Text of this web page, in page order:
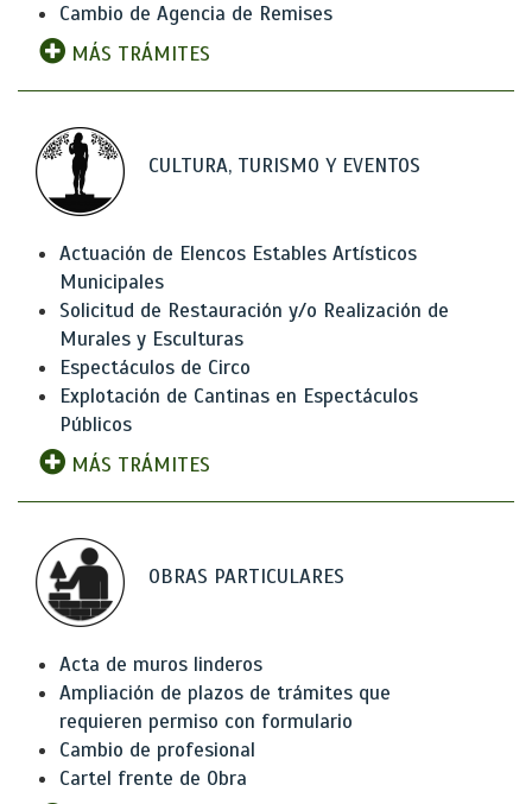
Cambio de Agencia de Remises
MÁS TRÁMITES
CULTURA, TURISMO Y EVENTOS
Actuación de Elencos Estables Artísticos
Municipales
Solicitud de Restauración y/o Realización de
Murales y Esculturas
Espectáculos de Circo
Explotación de Cantinas en Espectáculos
Públicos
MÁS TRÁMITES
OBRAS PARTICULARES
Acta de muros linderos
Ampliación de plazos de trámites que
requieren permiso con formulario
Cambio de profesional
Cartel frente de Obra